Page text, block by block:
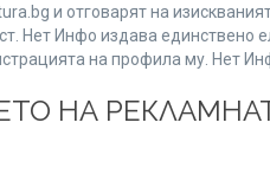
и отговарят на
Нет Инфо издава единствено
на профила му. Нет
НА